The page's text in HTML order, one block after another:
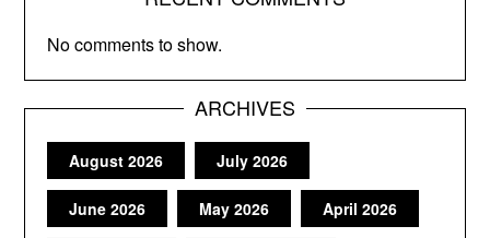
No comments to show.
ARCHIVES
August 2026 July 2026
June 2026 May 2026 April 2026